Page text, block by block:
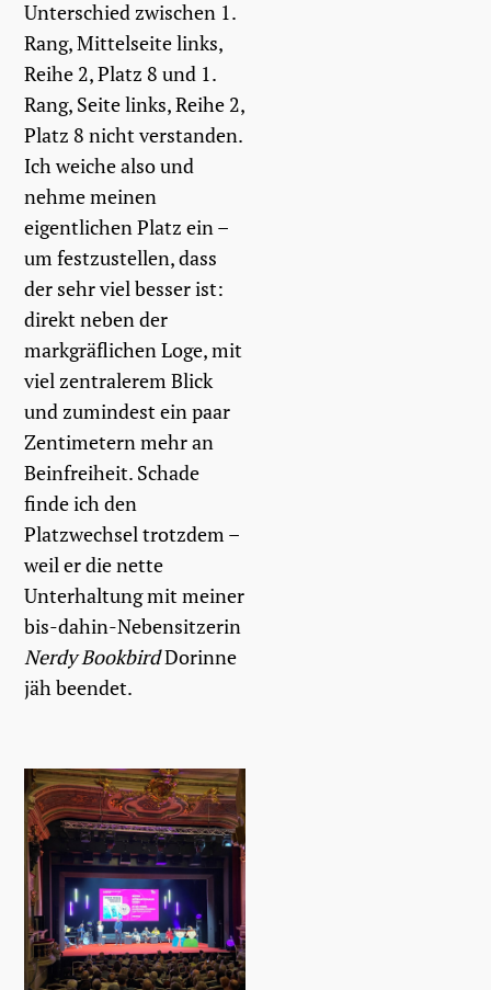
Unterschied zwischen 1.
Rang, Mittelseite links,
Reihe 2, Platz 8 und 1.
Rang, Seite links, Reihe 2,
Platz 8 nicht verstanden.
Ich weiche also und
nehme meinen
eigentlichen Platz ein –
um festzustellen, dass
der sehr viel besser ist:
direkt neben der
markgräflichen Loge, mit
viel zentralerem Blick
und zumindest ein paar
Zentimetern mehr an
Beinfreiheit. Schade
finde ich den
Platzwechsel trotzdem –
weil er die nette
Unterhaltung mit meiner
bis-dahin-Nebensitzerin
Nerdy BookbirdDorinne
jäh beendet.